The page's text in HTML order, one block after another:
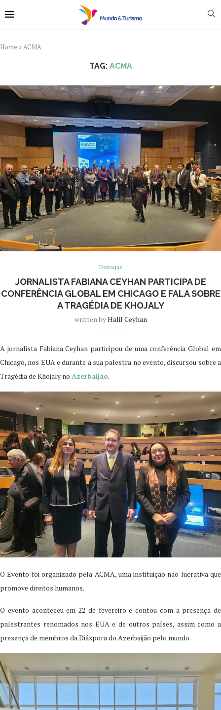
Home »ACMA
TAG: ACMA
Destaque
JORNALISTA FABIANA CEYHAN PARTICIPA DE
CONFERÊNCIA GLOBAL EM CHICAGO E FALA SOBRE
A TRAGÉDIA DE KHOJALY
written byHalil Ceyhan
A jornalista Fabiana Ceyhan participou de uma conferência Global em
Chicago, nos EUA e durante a sua palestra no evento, discursou sobre a
Tragédia de Khojaly no Azerbaijão.
O Evento foi organizado pela ACMA, uma instituição não lucrativa que
promove direitos humanos.
O evento aconteceu em 22 de fevereiro e contou com a presença de
palestrantes renomados nos EUA e de outros países, assim como a
presença de membros da Diáspora do Azerbaijão pelo mundo.